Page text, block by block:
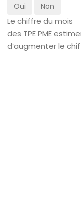
Oui Non
Le chiffre du mois
des TPE PME
d’augmenter le